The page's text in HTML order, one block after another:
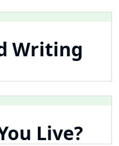
Writing
Live?